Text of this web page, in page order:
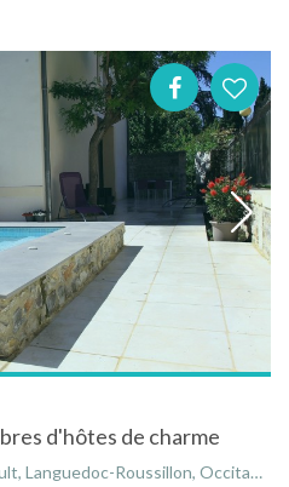
d'hôtes de charme
Roussillon, Occitanie, France